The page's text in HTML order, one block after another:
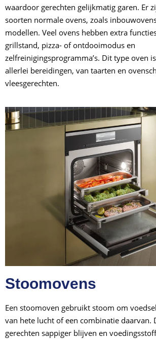
waardoor gerechten gelijkmatig garen. Er
soorten normale ovens, zoals
modellen. Veel ovens hebben extra
grillstand, pizza- of ontdooimodus en
zelfreinigingsprogramma’s. Dit type oven
allerlei bereidingen, van taarten en
vleesgerechten.
Stoomovens
Een stoomoven gebruikt stoom om
van hete lucht of een combinatie daarvan.
gerechten sappiger blijven en